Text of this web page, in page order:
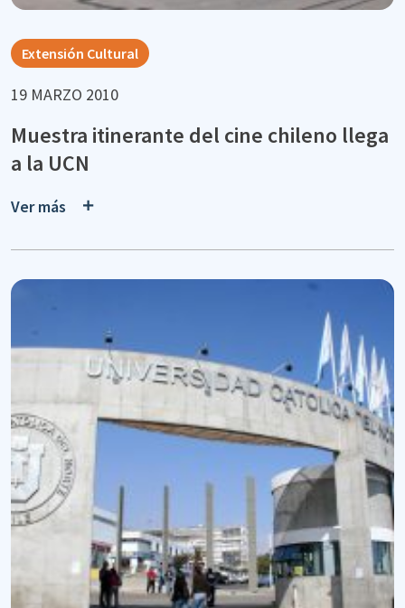
Extensión Cultural
19 MARZO 2010
Muestra itinerante del cine chileno llega
a la UCN
Ver más